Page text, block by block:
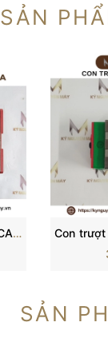
SẢN
Con trượt HIWIN HGH25CA/ H25C/ HG25 (84x48x40mm)
SẢN